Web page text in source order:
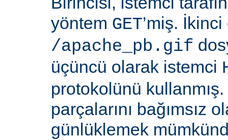
yöntem GET’miş.
/apache_pb.gif
üçüncü olarak istemci
protokolünü kullanmış.
parçalarını bağımsız
günlüklemek